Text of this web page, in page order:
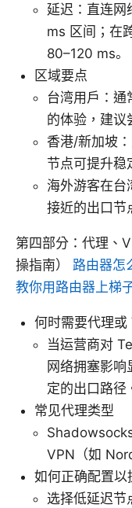
延迟：直连
ms 区间；在
80–120 ms。
区域要点
台湾用户：通
的体验，建议
香港/新加坡
节点可提升稳
海外游客在台
接近的出口节
第四部分：代理、
操指南） 路由器怎
教你用路由器上梯
何时需要代理或
当运营商对
网络拥塞影
定的出口路径
常见代理类型
VPN（如
如何正确配置以
选择低延迟节